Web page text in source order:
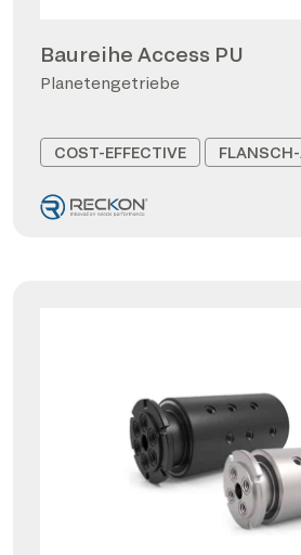
Baureihe Access PU
Planetengetriebe
COST-EFFECTIVE